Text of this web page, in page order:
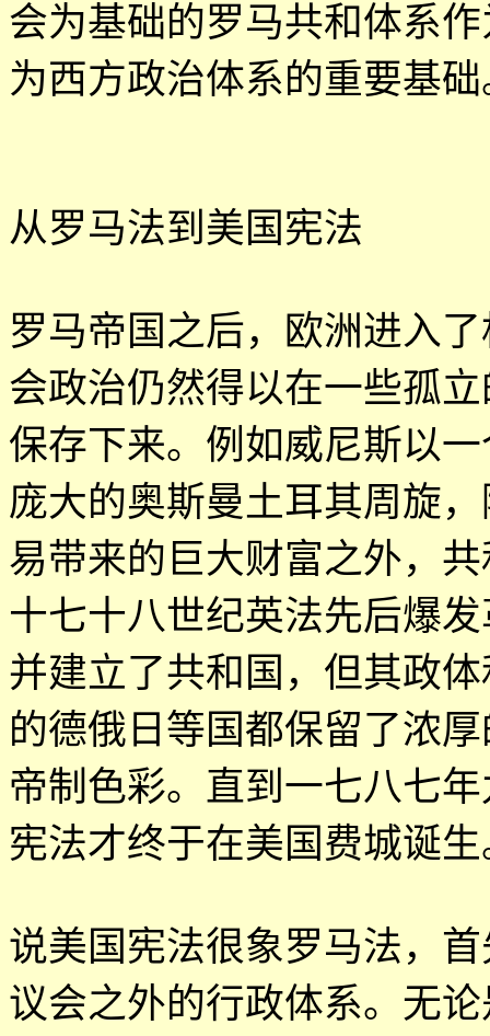
会为基础的罗马共和体系
为西方政治体系的重要基
从罗马法到美国宪法
罗马帝国之后，欧洲进入
会政治仍然得以在一些孤
保存下来。例如威尼斯以
庞大的奥斯曼土耳其周旋
易带来的巨大财富之外，
十七十八世纪英法先后爆
并建立了共和国，但其政
的德俄日等国都保留了浓
帝制色彩。直到一七八七
宪法才终于在美国费城诞
说美国宪法很象罗马法，
议会之外的行政体系。无